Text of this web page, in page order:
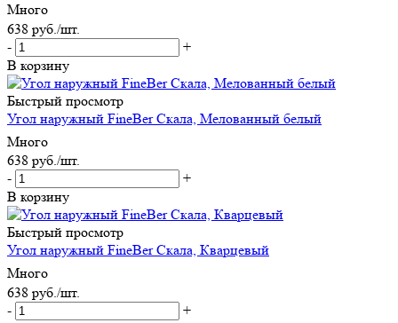
Много
638 руб./шт.
-
+
В корзину
Быстрый просмотр
Угол наружный FineBer Скала, Мелованный белый
Много
638 руб./шт.
-
+
В корзину
Быстрый просмотр
Угол наружный FineBer Скала, Кварцевый
Много
638 руб. /шт.
-
+